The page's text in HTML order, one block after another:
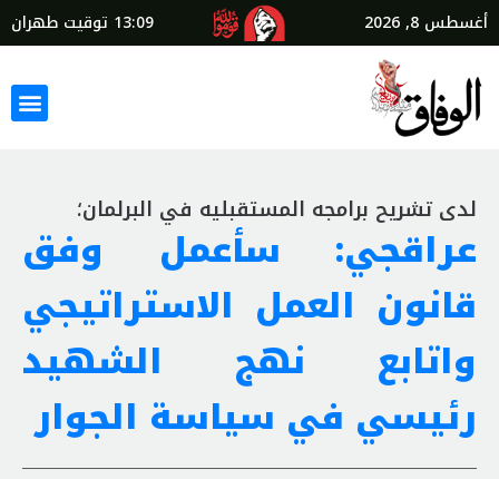
أغسطس 8, 2026 13:09 توقيت طهران
لدى تشريح برامجه المستقبليه في البرلمان؛
عراقجي: سأعمل وفق
قانون العمل الاستراتيجي
واتابع نهج الشهيد
رئيسي في سياسة الجوار